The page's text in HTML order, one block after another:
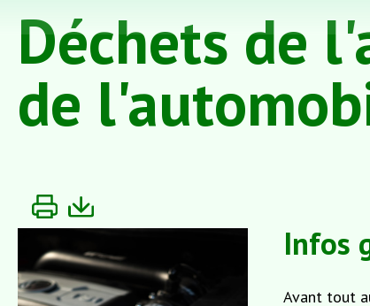
Déchets de
de
Infos
Avant tout